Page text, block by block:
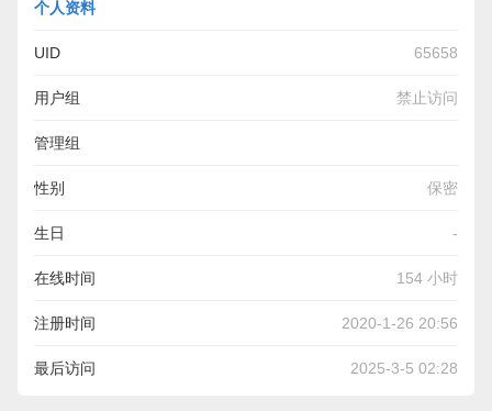
个人资料
UID 65658
用户组 禁止访问
管理组
性别 保密
生日 -
在线时间 154 小时
注册时间 2020-1-26 20:56
最后访问 2025-3-5 02:28